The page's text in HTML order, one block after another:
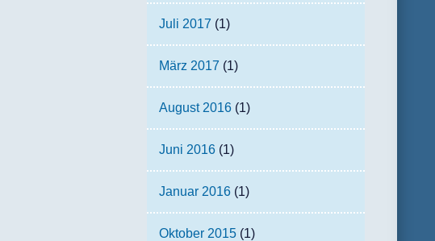
Juli 2017 (1)
März 2017 (1)
August 2016 (1)
Juni 2016 (1)
Januar 2016 (1)
Oktober 2015 (1)